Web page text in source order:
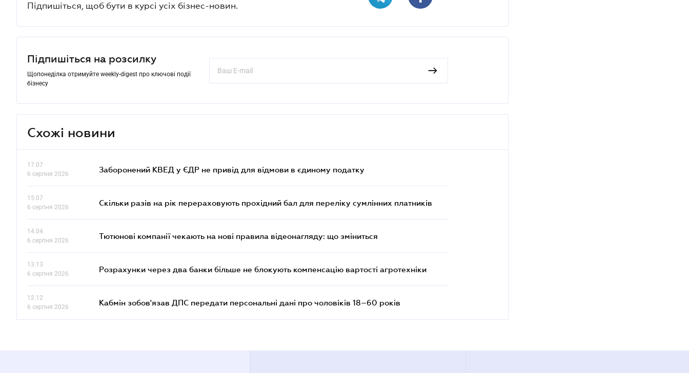
Підпишіться, щоб бути в курсі усіх бізнес-новин.
Підпишіться на розсилку
Щопонеділка отримуйте weekly-digest про ключові події
бізнесу
Схожі новини
17.07
6 серпня 2026
Заборонений КВЕД у ЄДР не привід для відмови в єдиному податку
15.07
6 серпня 2026
Скільки разів на рік перераховують прохідний бал для переліку сумлінних платників
14.04
6 серпня 2026
Тютюнові компанії чекають на нові правила відеонагляду: що зміниться
13.13
6 серпня 2026
Розрахунки через два банки більше не блокують компенсацію вартості агротехніки
12.12
6 серпня 2026
Кабмін зобов'язав ДПС передати персональні дані про чоловіків 18–60 років